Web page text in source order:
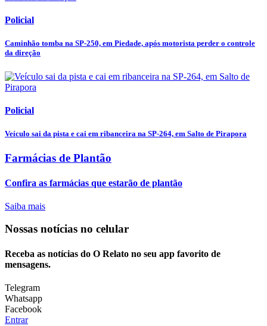
Policial
Caminhão tomba na SP-250, em Piedade, após motorista perder o controle
da direção
Policial
Veículo sai da pista e cai em ribanceira na SP-264, em Salto de Pirapora
Farmácias de Plantão
Confira as farmácias que estarão de plantão
Saiba mais
Nossas notícias no celular
Receba as notícias do O Relato no seu app favorito de
mensagens.
Telegram
Whatsapp
Facebook
Entrar